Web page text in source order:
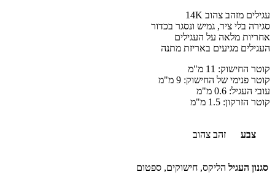
עגילים מזהב צהוב 14K
סגירה בלי ציר, גמיש ונסגר בכדור
אחריות מלאה על העגילים
העגילים מגיעים באריזת מתנה
קוטר החישוק: 11 מ"מ
קוטר פנימי של החישוק: 9 מ"מ
עובי העגיל: 0.6 מ"מ
קוטר הזרקון: 1.5 מ"מ
צבע זהב צהוב
סגנון העגיל הליקס, חישוקים, ספטום